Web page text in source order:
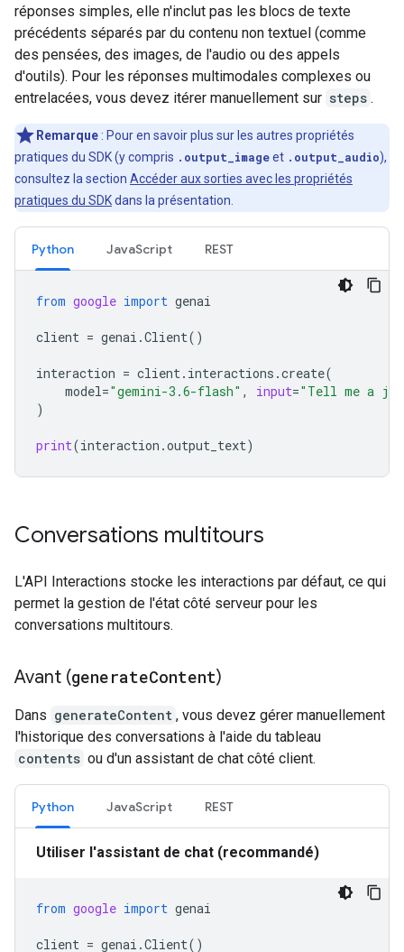
réponses simples, elle n'inclut pas les blocs de texte
précédents séparés par du contenu non textuel (comme
des pensées, des images, de l'audio ou des appels
d'outils). Pour les réponses multimodales complexes ou
entrelacées, vous devez itérer manuellement sur steps .
Remarque : Pour en savoir plus sur les autres propriétés
pratiques du SDK (y compris .output_imageet .output_audio),
consultez la section Accéder aux sorties avec les propriétés
pratiques du SDKdans la présentation.
Python JavaScript REST
from google import genai
client = genai .Client()
interaction = client. interactions .create(
model="gemini-3.6-flash" , input="Tell me a
)
print(interaction .output_text)
Conversations multitours
L'API Interactions stocke les interactions par défaut, ce qui
permet la gestion de l'état côté serveur pour les
conversations multitours.
Avant (generateContent)
Dans generateContent , vous devez gérer manuellement
l'historique des conversations à l'aide du tableau
contents ou d'un assistant de chat côté client.
Python JavaScript REST
Utiliser l'assistant de chat (recommandé)
from google import genai
client = genai .Client()